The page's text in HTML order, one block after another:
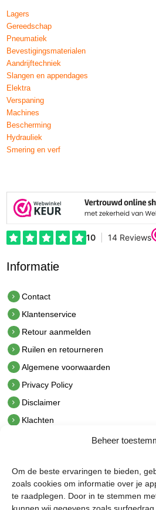
Beheer
Om de beste ervaringen te bieden,
zoals cookies om informatie over je
te raadplegen. Door in te stemmen
Lagers
Gereedschap
Pneumatiek
Bevestigingsmaterialen
Aandrijftechniek
Slangen en appendages
Elektra
Verspaning
Machines
Bescherming
Hydrauliek
Smering en verf
Informatie
Contact
Klantenservice
Retour aanmelden
Ruilen en retourneren
Algemene voorwaarden
Privacy Policy
Disclaimer
Klachten
hetindustriehuis B.V.
De Hoek 1 1601 MR Enkhuizen
t.0228 53 00 40
e.info@hetindustriehuis.com